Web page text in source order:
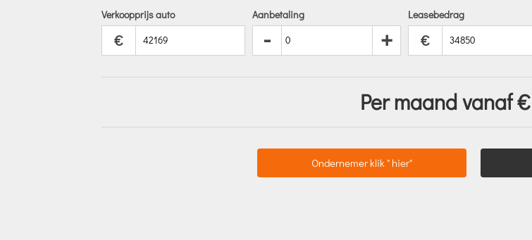
Verkoopprijs auto
€
Aanbetaling
- +
Leasebedrag
€
Per maand vanaf €
Ondernemer klik " hier"